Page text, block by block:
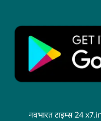
नवभारत टाइम्स 24